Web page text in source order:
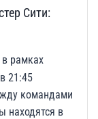
Сити:
рамках
21:45
командами
находятся в